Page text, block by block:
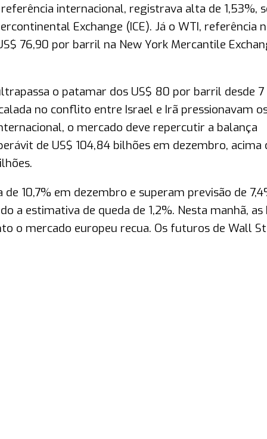
internacional, registrava alta de 1,53%,
Exchange (ICE). Já o WTI, referência
76,90 por barril na New York Mercantile
o patamar dos US$ 80 por barril desde 7
no conflito entre Israel e Irã pressionavam
o mercado deve repercutir a balança
de US$ 104,84 bilhões em dezembro, acima
10,7% em dezembro e superam previsão de
a estimativa de queda de 1,2%. Nesta manhã, as
o mercado europeu recua. Os futuros de Wall